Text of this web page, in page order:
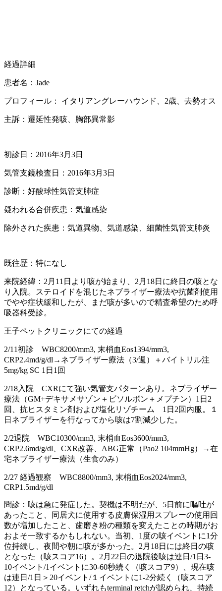
経過詳細
患者名：Jade
プロフィール： イタリアングレーハウンド、2歳、去勢オス
主訴：遷延性発咳、胸部異常影
初診日：2016年3月3日
気管支鏡検査日：2016年3月3日
診断：好酸球性気管支肺症
疑われる合併疾患：気道感染
除外された疾患：気道異物、気道感染、細菌性気管支肺炎
既往歴：特になし
来院経緯：2月11日より咳が始まり、2月18日に終日の咳とな
り入院。ステロイドを混じたネブライザー療法や抗菌剤使用
でやや症状緩和したが、まだ咳が多いので精査希望のため呼
吸器科受診。
王子ペットクリニックにての経過
2/11初診 WBC8200/mm3, 末梢血Eos1394/mm3,
CRP2.4md/g/dl→ネブライザー療法（3/週）＋バイトリル注
5mg/kg SC 1日1回
2/18入院 CXRにて強い気管支パターンあり。ネブライザー
療法（GM+デキサメサゾン＋ビソルボン＋メプチン）1日2
回、抗ヒスタミン剤および塩化リゾチーム 1日2回内服。１
日ネブライザーを行なってから咳は7割減少した。
2/2退院 WBC10300/mm3, 末梢血Eos3600/mm3,
CRP2.6md/g/dl、CXR改善、ABG正常（Pao2 104mmHg）→在
宅ネブライザー療法（生食のみ）
2/27 経過観察 WBC8800/mm3, 末梢血Eos2024/mm3,
CRP1.5md/g/dl
問診：咳は急に発症した。契機は不明だが、5日前に嘔吐が
あったこと、同居犬に使用する皮膚保湿用スプレーの使用回
数が増加したこと、歯磨き粉の種類を変えたことの時期がお
およそ一致するかもしれない。当初、1度の咳イベントに1分
位持続し、夜間や朝に咳が多かった。2月18日には終日の咳
となった（咳スコア16）。2月22日の退院後咳は連日/1日3-
10イベント/1イベントに30-60秒続く（咳スコア9）、現在咳
は連日/1日＞20イベント/１イベントに1-2分続く（咳スコア
12）となっている。いずれもterminal retchが認められ、持続